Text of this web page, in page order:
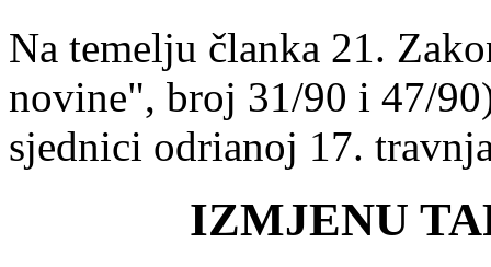
Na temelju članka 21.
novine", broj 31/90 i 47/
sjednici odrianoj 17.
IZMJENU